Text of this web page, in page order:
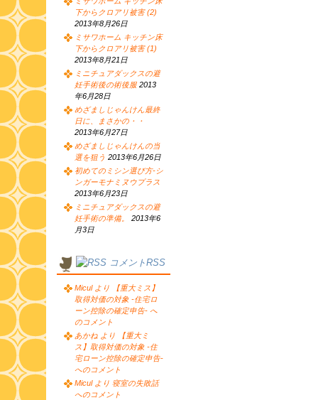
下からクロアリ被害 (2)
2013年8月26日
ミサワホーム キッチン床
下からクロアリ被害 (1)
2013年8月21日
ミニチュアダックスの避
妊手術後の術後服 2013
年6月28日
めざましじゃんけん最終
日に、まさかの・・
2013年6月27日
めざましじゃんけんの当
選を狙う 2013年6月26日
初めてのミシン選び方-シ
ンガーモナミヌウプラス
2013年6月23日
ミニチュアダックスの避
妊手術の準備。
2013年6
月3日
コメントRSS
Micul より 【重大ミス】
取得対価の対象 -住宅ロ
ーン控除の確定申告- へ
のコメント
あかね より 【重大ミ
ス】取得対価の対象 -住
宅ローン控除の確定申告-
へのコメント
Micul より 寝室の失敗話
へのコメント